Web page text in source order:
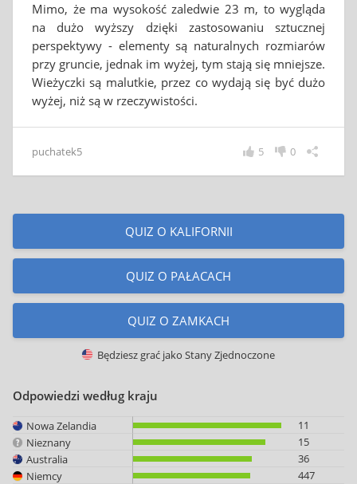
Mimo, że ma wysokość zaledwie 23 m, to wygląda
na dużo wyższy dzięki zastosowaniu sztucznej
perspektywy - elementy są naturalnych rozmiarów
przy gruncie, jednak im wyżej, tym stają się mniejsze.
Wieżyczki są malutkie, przez co wydają się być dużo
wyżej, niż są w rzeczywistości.
puchatek5 0
5
QUIZ O KALIFORNII
QUIZ O PAŁACACH
QUIZ O ZAMKACH
Będziesz grać jako Stany Zjednoczone
Odpowiedzi według kraju
Nowa Zelandia
11
Nieznany
15
Australia
36
Niemcy
447